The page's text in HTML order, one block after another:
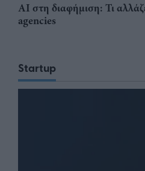
AI στη διαφήμιση: Τι
agencies
Startup